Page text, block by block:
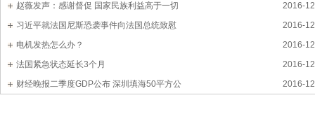
2016-
赵薇发声：感谢督促 国家民族利益高于一切
2016-
习近平就法国尼斯恐袭事件向法国总统致慰
2016-
电机发热怎么办？
2016-
法国紧急状态延长3个月
2016-
财经晚报二季度GDP公布 深圳填海50平方公